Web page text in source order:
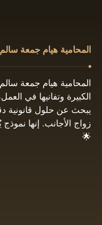
المحامية هيام جمعة سالم
المحامية هيام جمعة سالم
الكبيرة وتفانيها في
يبحث عن حلول قانونية
زواج الأجانب. إنها
🌟